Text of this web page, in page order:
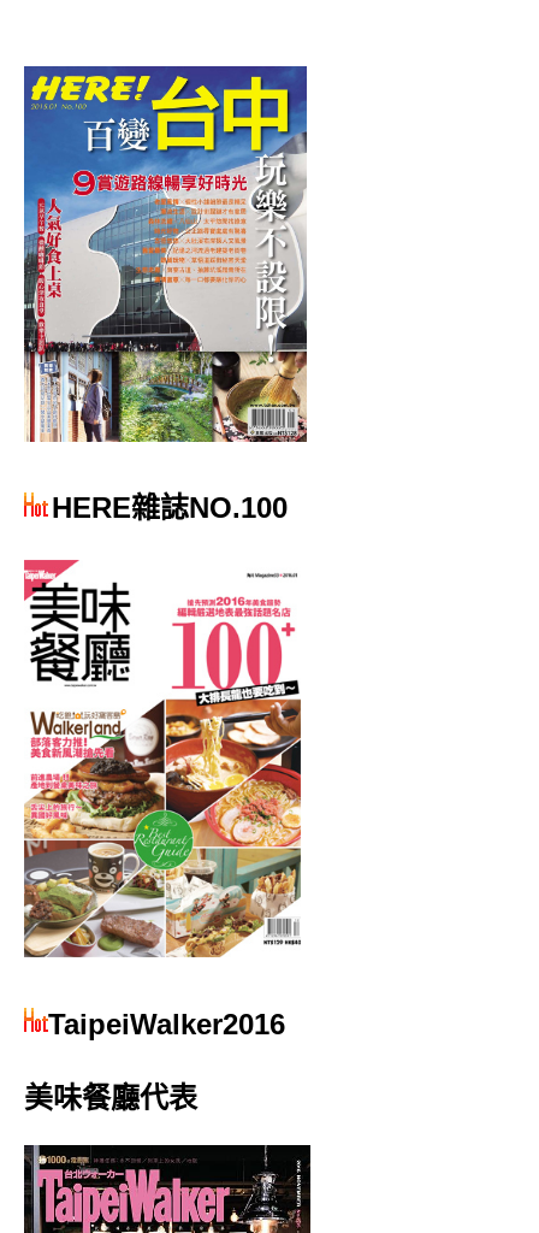
HERE雜誌NO.100
TaipeiWalker2016
美味餐廳代表